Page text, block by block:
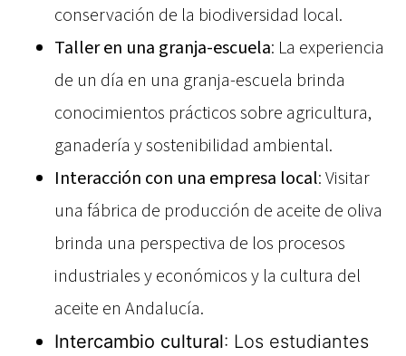
conservación de la biodiversidad local.
Taller en una granja-escuela: La experiencia
de un día en una granja-escuela brinda
conocimientos prácticos sobre agricultura,
ganadería y sostenibilidad ambiental.
Interacción con una empresa local: Visitar
una fábrica de producción de aceite de oliva
brinda una perspectiva de los procesos
industriales y económicos y la cultura del
aceite en Andalucía.
Intercambio cultural: Los estudiantes